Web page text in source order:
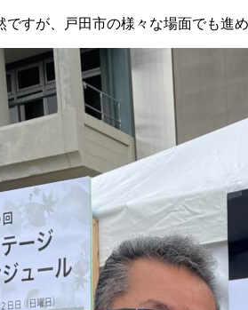
すが、戸田市の様々な場面でも進